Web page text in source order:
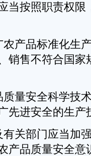
当按照职责权限
产品标准化生
销售不符合国家
量安全科学技
先进安全的生产
关部门应当加
产品质量安全意